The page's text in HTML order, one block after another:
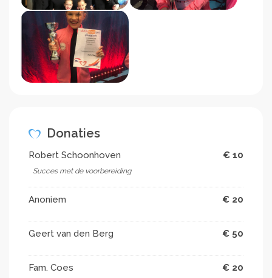
Donaties
Robert Schoonhoven € 10
Succes met de voorbereiding
Anoniem € 20
Geert van den Berg € 50
Fam. Coes € 20